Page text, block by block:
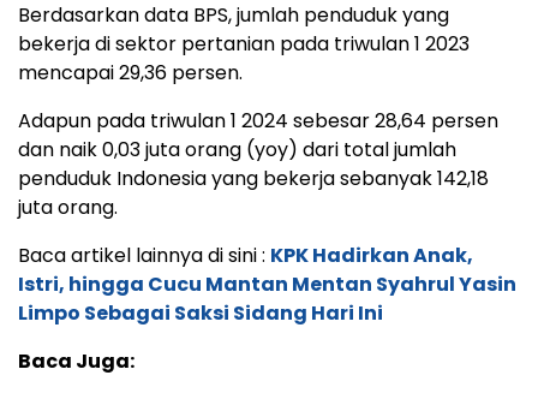
Berdasarkan data BPS, jumlah penduduk yang
bekerja di sektor pertanian pada triwulan 1 2023
mencapai 29,36 persen.
Adapun pada triwulan 1 2024 sebesar 28,64 persen
dan naik 0,03 juta orang (yoy) dari total jumlah
penduduk Indonesia yang bekerja sebanyak 142,18
juta orang.
Baca artikel lainnya di sini : KPK Hadirkan Anak,
Istri, hingga Cucu Mantan Mentan Syahrul Yasin
Limpo Sebagai Saksi Sidang Hari Ini
Baca Juga: